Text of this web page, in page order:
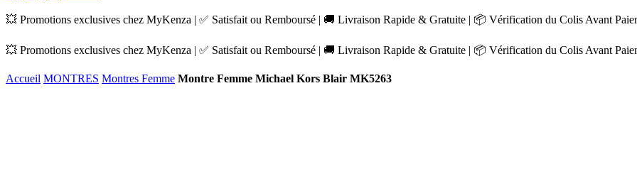
💥 Promotions exclusives chez MyKenza | ✅ Satisfait ou Remboursé | 🚚 Livraison Rapide & Gratuite | 📦 Vérification du Colis Avant
💥 Promotions exclusives chez MyKenza | ✅ Satisfait ou Remboursé | 🚚 Livraison Rapide & Gratuite | 📦 Vérification du Colis Avant
Accueil MONTRES Montres Femme Montre Femme Michael Kors Blair MK5263